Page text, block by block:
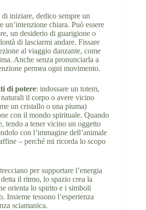
di iniziare, dedico sempre un
un’intenzione chiara. Può essere
un desiderio di guarigione o
di lasciarmi andare. Fissare
al viaggio danzante, come
Anche senza pronunciarla a
permea ogni movimento.
di potere: indossare un totem,
il corpo o avere vicino
un cristallo o una piuma)
con il mondo spirituale. Quando
tendo a tener vicino un oggetto
con l’immagine dell’animale
– perché mi ricorda lo scopo
per supportare l’energia
il ritmo, lo spazio crea la
orienta lo spirito e i simboli
Insieme tessono l’esperienza
sciamanica.